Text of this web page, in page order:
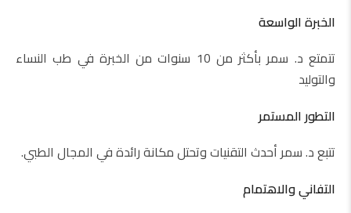
الخبرة الواسعة
تتمتع د. سمر بأكثر من 10 سنوات من الخبرة في طب النساء
والتوليد
التطور المستمر
تتبع د. سمر أحدث التقنيات وتحتل مكانة رائدة في المجال الطبي.
التفاني والاهتمام